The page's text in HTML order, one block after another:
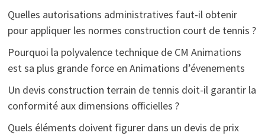
Quelles autorisations administratives faut-il obtenir
pour appliquer les normes construction court de tennis ?
Pourquoi la polyvalence technique de CM Animations
est sa plus grande force en Animations d’évenements
Un devis construction terrain de tennis doit-il garantir la
conformité aux dimensions officielles ?
Quels éléments doivent figurer dans un devis de prix